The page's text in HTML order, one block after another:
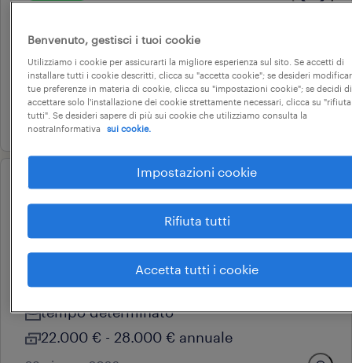
savigliano, piemonte
tempo determinato
11 € - 13 € oraria
20 luglio 2026
operational
operatore addetto al
confezionamento categoria
protetta(f/m/nb)
serralunga d'alba, piemonte
tempo determinato
22.000 € - 28.000 € annuale
Benvenuto, gestisci i tuoi cookie
Utilizziamo i cookie per assicurarti la migliore esperienza sul sito. Se accetti di
installare tutti i cookie descritti, clicca su "accetta cookie"; se desideri
tue preferenze in materia di cookie, clicca su "impostazioni cookie"; se decidi di
accettare solo l'installazione dei cookie strettamente necessari, clicca su "rifiuta
tutti". Se desideri sapere di più sui cookie che utilizziamo consulta la
nostraInformativa
sui cookie.
Impostazioni cookie
Rifiuta tutti
Accetta tutti i cookie